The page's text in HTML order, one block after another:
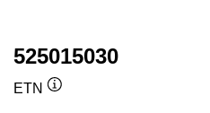
525015030
ETN